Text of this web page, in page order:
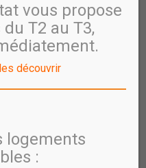
vous propose
T2 au T3,
découvrir
logements
: